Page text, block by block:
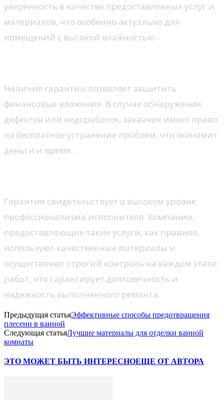
уверенность в качестве предоставленных услуг и
материалов, что особенно актуально для
помещений с высокой влажностью.
Наличие гарантии позволяет защитить
финансовые вложения. В случае обнаружения
дефектов или недоработок, заказчик имеет право
на бесплатное устранение проблем, что экономит
деньги и время.
Гарантия свидетельствует о высоком уровне
профессионализма исполнителя. Компании,
предоставляющие такие услуги, как правило,
используют качественные материалы и
осуществляют строгий контроль на каждом этапе
работ, что гарантирует долговечность и
надежность выполненного ремонта.
Предыдущая статьяЭффективные способы предотвращения
плесени в ванной
Следующая статьяЛучшие материалы для отделки ванной
комнаты
ЭТО МОЖЕТ БЫТЬ ИНТЕРЕСНОЕЩЕ ОТ АВТОРА